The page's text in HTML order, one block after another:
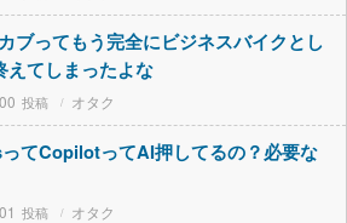
ブってもう完全にビジネスバイクとし
えてしまったよな
オタク
てCopilotってAI押してるの？必要な
オタク